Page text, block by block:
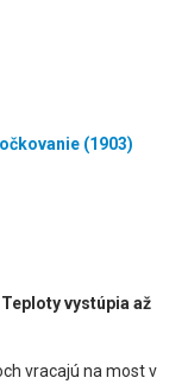
(1903)
vystúpia až
vracajú na most v